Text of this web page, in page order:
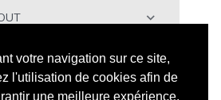
votre navigation sur ce site,
l'utilisation de cookies afin de
une meilleure expérience.